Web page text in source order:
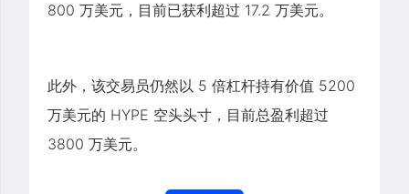
800 万美元，目前已获利超过 17.2 万美元。
此外，该交易员仍然以 5 倍杠杆持有价值 5200
万美元的 HYPE 空头头寸，目前总盈利超过
3800 万美元。